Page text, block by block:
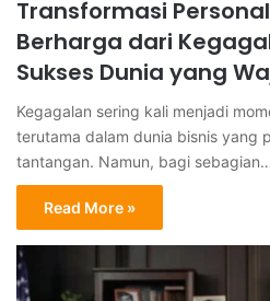
Transformasi
Berharga dari
Sukses Dunia yang
Kegagalan sering kali menjadi
terutama dalam dunia bisnis yang
tantangan. Namun, bagi sebagian…
Read More »